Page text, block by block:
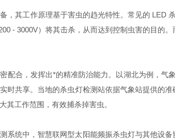
，其工作原理基于害虫的趋光特性。常见的
- 3000V）将其击杀，从而达到控制虫害的目的
配合，发挥出*的精准防治能力。以湖北为例，
时共享。当地的杀虫灯检测站依据气象站提供的
其工作范围，有效捕杀掉害虫。
系统中，智慧联网型太阳能频振杀虫灯与其他设